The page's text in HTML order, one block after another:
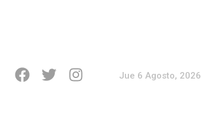
Jue 6 Agosto, 2026